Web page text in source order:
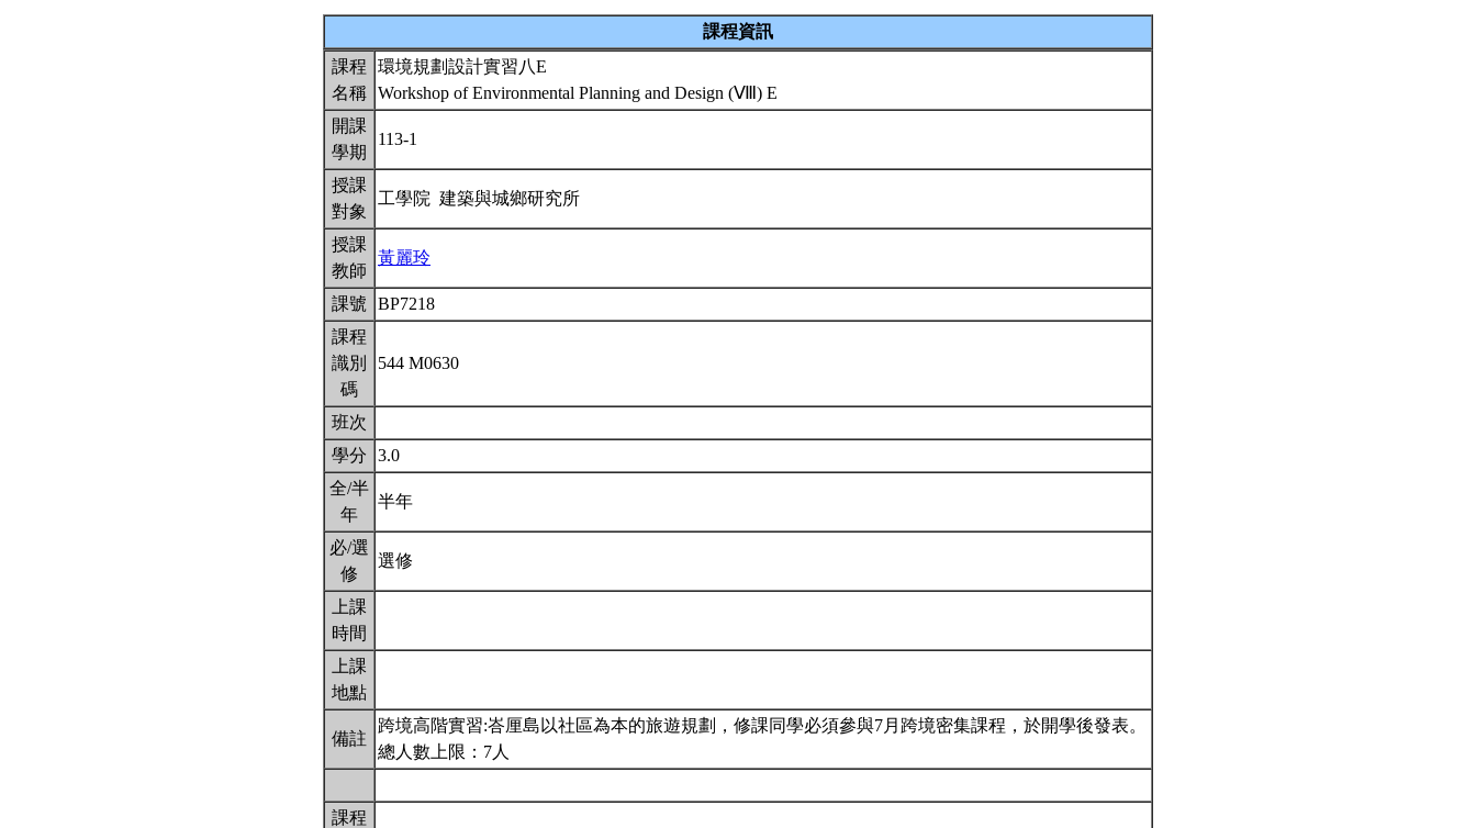
課程資訊
課程
名稱
環境規劃設計實習八E
Workshop of Environmental Planning and Design (Ⅷ) E
開課
學期
113-1
授課
對象
工學院 建築與城鄉研究所
授課
教師
黃麗玲
課號
BP7218
課程
識別
碼
544 M0630
班次
學分
3.0
全/半
年
半年
必/選
修
選修
上課
時間
上課
地點
備註
跨境高階實習:峇厘島以社區為本的旅遊規劃，修課同學必須參與7月跨境密集課程，於開學後發表。
總人數上限：7人
課程